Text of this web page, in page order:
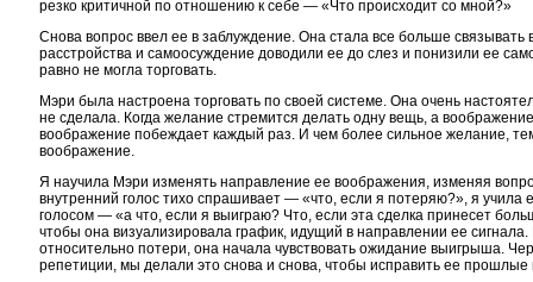
резко критичной по отношению к себе — «Что происходит со мной?»
Снова вопрос ввел ее в заблуждение. Она стала все больше
расстройства и самоосуждение доводили ее до слез и понизили ее
равно не могла торговать.
Мэри была настроена торговать по своей системе. Она очень
не сделала. Когда желание стремится делать одну вещь, а
воображение побеждает каждый раз. И чем более сильное желание,
воображение.
Я научила Мэри изменять направление ее воображения, изменяя
внутренний голос тихо спрашивает — «что, если я потеряю?», я учила
голосом — «а что, если я выиграю? Что, если эта сделка принесет
чтобы она визуализировала график, идущий в направлении ее сигнала.
относительно потери, она начала чувствовать ожидание выигрыша.
репетиции, мы делали это снова и снова, чтобы исправить ее прошлые